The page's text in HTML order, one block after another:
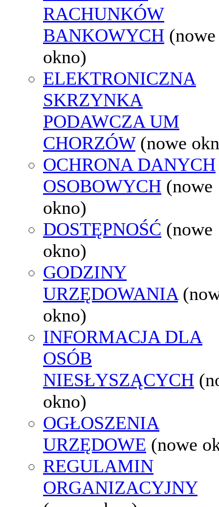
RACHUNKÓW
BANKOWYCH (nowe
okno)
ELEKTRONICZNA
SKRZYNKA
PODAWCZA UM
CHORZÓW (nowe
OCHRONA DANYCH
OSOBOWYCH (nowe
okno)
DOSTĘPNOŚĆ (nowe
okno)
GODZINY
URZĘDOWANIA
okno)
INFORMACJA DLA
OSÓB
NIESŁYSZĄCYCH
okno)
OGŁOSZENIA
URZĘDOWE (nowe
REGULAMIN
ORGANIZACYJNY